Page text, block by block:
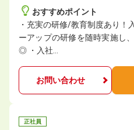
おすすめポイント
・充実の研修/教育制度あり！
ーアップの研修を随時実施し
◎ ・入社…
お問い合わせ
正社員